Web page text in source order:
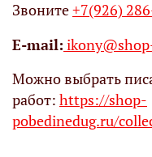
Звоните+7(926)
Е-mail:
Можно выбрать
работ: https://shop-
pobedinedug.ru/